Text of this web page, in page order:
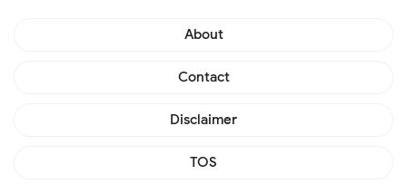
About
Contact
Disclaimer
TOS